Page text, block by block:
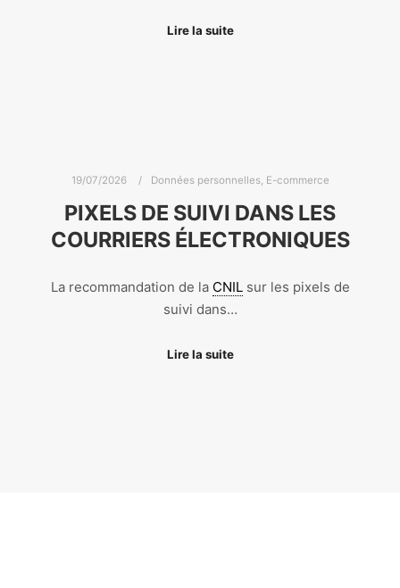
Lire la suite
19/07/2026 Données personnelles, E-commerce
PIXELS DE SUIVI DANS LES
COURRIERS ÉLECTRONIQUES
La recommandation de la CNILsur les pixels de
suivi dans…
Lire la suite